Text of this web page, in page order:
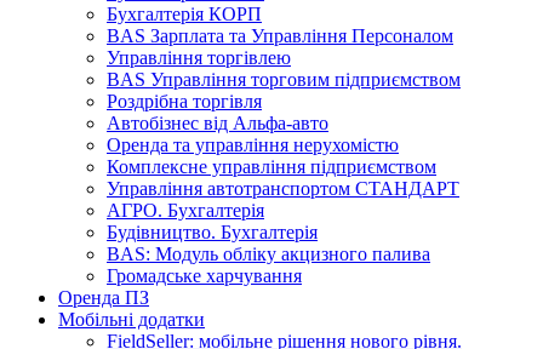
Бухгалтерія КОРП
BAS Зарплата та Управління Персоналом
Управління торгівлею
BAS Управління торговим підприємством
Роздрібна торгівля
Автобізнес від Альфа-авто
Оренда та управління нерухомістю
Комплексне управління підприємством
Управління автотранспортом СТАНДАРТ
АГРО. Бухгалтерія
Будівництво. Бухгалтерія
BAS: Модуль обліку акцизного палива
Громадське харчування
Оренда ПЗ
Мобільні додатки
FieldSeller: мобільне рішення нового рівня.